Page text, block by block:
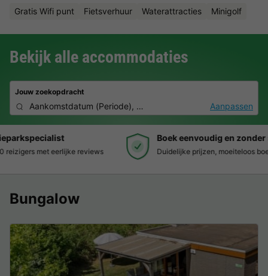
Gratis Wifi punt Fietsverhuur Waterattracties Minigolf
Bekijk alle accommodaties
Jouw zoekopdracht
Aankomstdatum (Periode), 2 personen, 0 huisdierAanpassen
Boek eenvoudig en zonder stress
Duidelijke prijzen, moeiteloos boeken en veilige betaalomgeving
Bungalow